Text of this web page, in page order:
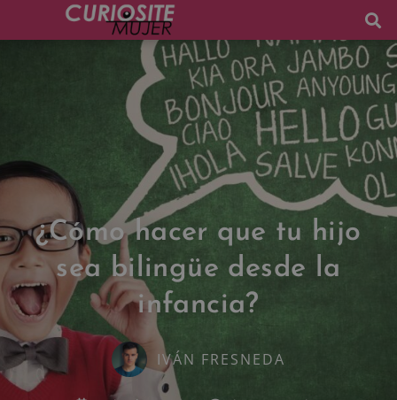
¿Cómo hacer que tu hijo
sea bilingüe desde la
infancia?
IVÁN FRESNEDA